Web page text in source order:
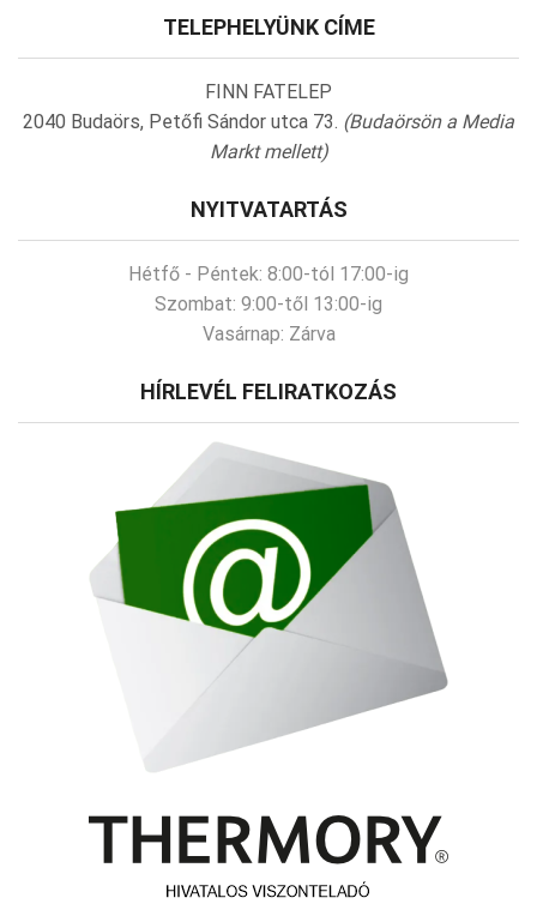
TELEPHELYÜNK CÍME
FINN FATELEP
2040 Budaörs, Petőfi Sándor utca 73. (Budaörsön a Media
Markt mellett)
NYITVATARTÁS
Hétfő - Péntek: 8:00-tól 17:00-ig
Szombat: 9:00-től 13:00-ig
Vasárnap: Zárva
HÍRLEVÉL FELIRATKOZÁS